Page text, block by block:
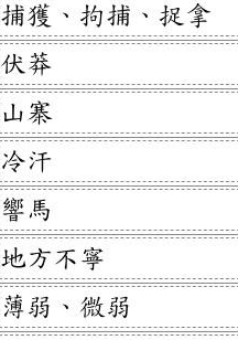
捕獲、拘捕、捉拿
伏莽
山寨
冷汗
響馬
地方不寧
薄弱、微弱